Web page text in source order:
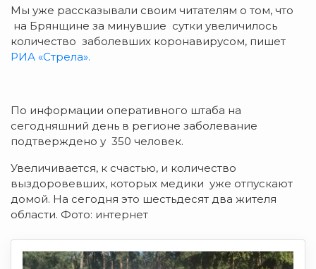
Мы уже рассказывали своим читателям о том, что
на Брянщине за минувшие сутки увеличилось
количество заболевших коронавирусом, пишет
РИА «Стрела».
По информации оперативного штаба на
сегодняшний день в регионе заболевание
подтверждено у 350 человек.
Увеличивается, к счастью, и количество
выздоровевших, которых медики уже отпускают
домой. На сегодня это шестьдесят два жителя
области. Фото: интернет